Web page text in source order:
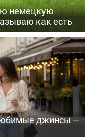
немецкую
как есть
джинсы —